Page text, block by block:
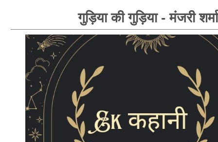
गुड़िया की गुड़िया - मंजरी शर्मा